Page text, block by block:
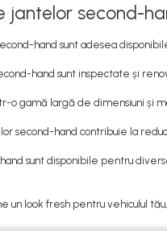
jantelor second-
hand sunt adesea
hand sunt inspectate și
o gamă largă de dimensiuni și
second-hand contribuie la
sunt disponibile pentru
un look fresh pentru vehiculul